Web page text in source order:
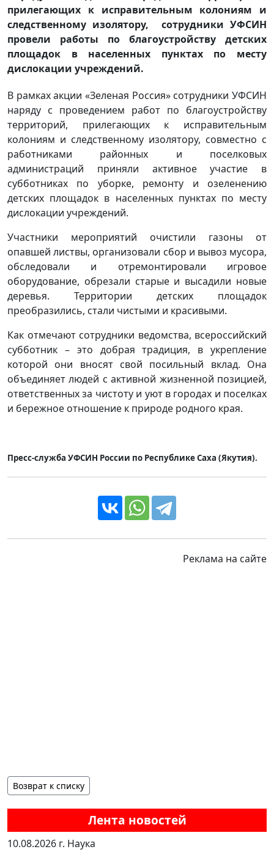
Лента новостей
10.08.2026 г. Наука
прилегающих к исправительным колониям и
следственному изолятору, сотрудники УФСИН
провели работы по благоустройству детских
площадок в населенных пунктах по месту
дислокации учреждений.
В рамках акции «Зеленая Россия» сотрудники УФСИН
наряду с проведением работ по благоустройству
территорий, прилегающих к исправительным
колониям и следственному изолятору, совместно с
работниками районных и поселковых
администраций приняли активное участие в
субботниках по уборке, ремонту и озеленению
детских площадок в населенных пунктах по месту
дислокации учреждений.
Участники мероприятий очистили газоны от
опавшей листвы, организовали сбор и вывоз мусора,
обследовали и отремонтировали игровое
оборудование, обрезали старые и высадили новые
деревья. Территории детских площадок
преобразились, стали чистыми и красивыми.
Как отмечают сотрудники ведомства, всероссийский
субботник – это добрая традиция, в укрепление
которой они вносят свой посильный вклад. Она
объединяет людей с активной жизненной позицией,
ответственных за чистоту и уют в городах и поселках
и бережное отношение к природе родного края.
Пресс-служба УФСИН России по Республике Саха (Якутия).
Реклама на сайте
Возврат к списку